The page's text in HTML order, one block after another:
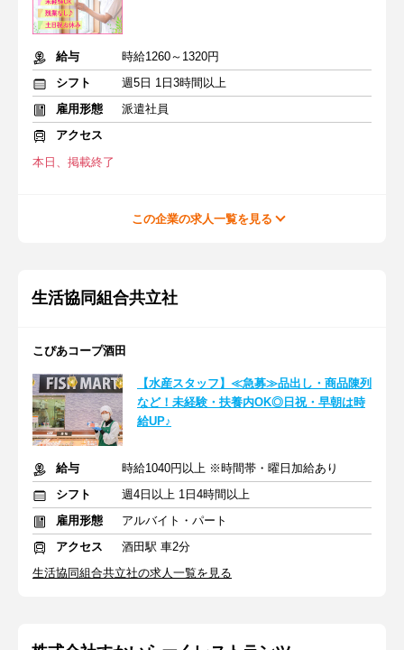
給与
時給1260～1320円
シフト
週5日 1日3時間以上
雇用形態
派遣社員
アクセス
本日、掲載終了
この企業の求人一覧を見る
生活協同組合共立社
こぴあコープ酒田
【水産スタッフ】≪急募≫品出し・商品陳列
など！未経験・扶養内OK◎日祝・早朝は時
給UP♪
給与
時給1040円以上 ※時間帯・曜日加給あり
シフト
週4日以上 1日4時間以上
雇用形態
アルバイト・パート
アクセス
酒田駅 車2分
生活協同組合共立社の求人一覧を見る